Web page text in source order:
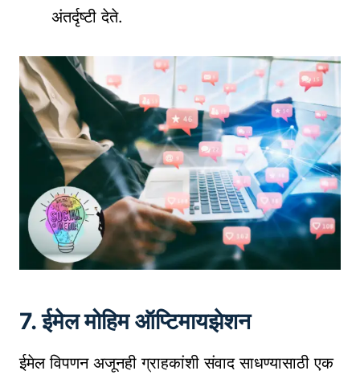
अंतर्दृष्टी देते.
7. ईमेल मोहिम ऑप्टिमायझेशन
ईमेल विपणन अजूनही ग्राहकांशी संवाद साधण्यासाठी एक